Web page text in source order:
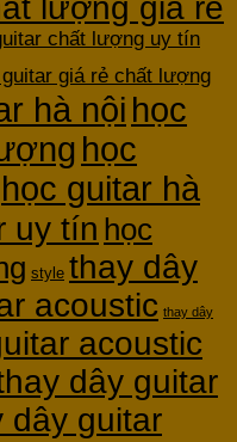
lượng giá rẻ
chất lượng uy tín
giá rẻ chất lượng
hà nội học
học
học guitar hà
uy tín học
style thay dây
acoustic thay dây
acoustic
dây guitar
dây guitar